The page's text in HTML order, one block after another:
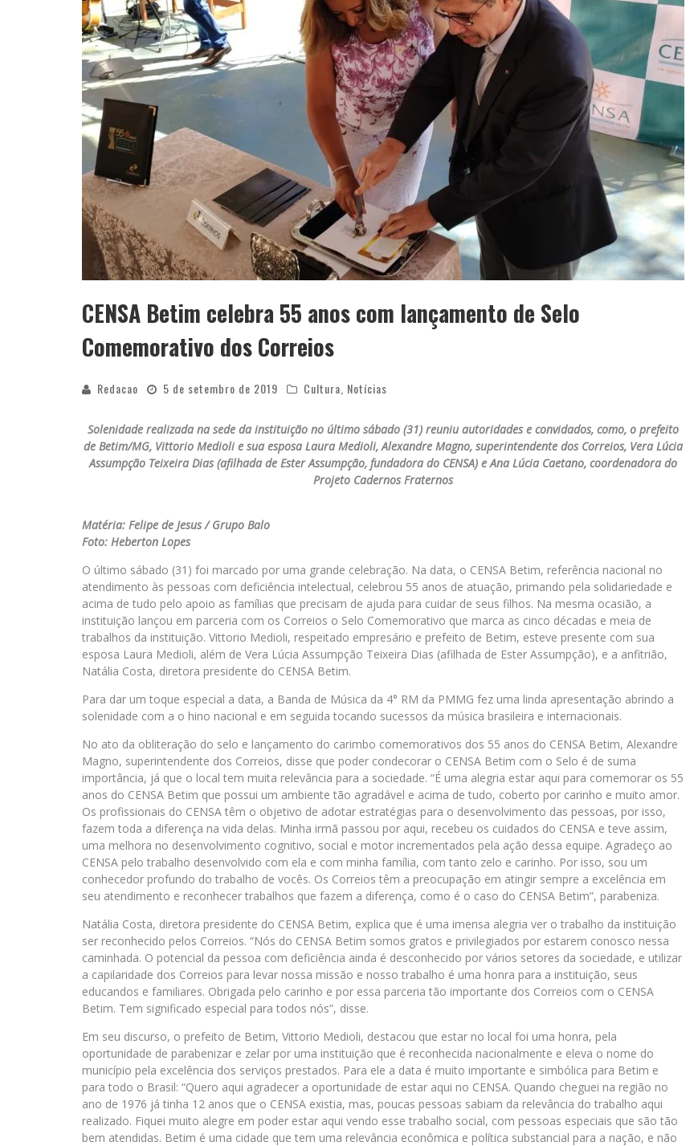
CENSA Betim celebra 55 anos com lançamento de Selo
Comemorativo dos Correios
Redacao 5 de setembro de 2019 Cultura Notícias
Solenidade realizada na sede da instituição no último sábado (31) reuniu autoridades e convidados, como, o prefeito
de Betim/MG, Vittorio Medioli e sua esposa Laura Medioli, Alexandre Magno, superintendente dos Correios, Vera Lúcia
Assumpção Teixeira Dias (afilhada de Ester Assumpção, fundadora do CENSA) e Ana Lúcia Caetano, coordenadora do
Projeto Cadernos Fraternos
Matéria: Felipe de Jesus / Grupo Balo
Foto: Heberton Lopes
O último sábado (31) foi marcado por uma grande celebração. Na data, o CENSA Betim, referência nacional no
atendimento às pessoas com deficiência intelectual, celebrou 55 anos de atuação, primando pela solidariedade e
acima de tudo pelo apoio as famílias que precisam de ajuda para cuidar de seus filhos. Na mesma ocasião, a
instituição lançou em parceria com os Correios o Selo Comemorativo que marca as cinco décadas e meia de
trabalhos da instituição. Vittorio Medioli, respeitado empresário e prefeito de Betim, esteve presente com sua
esposa Laura Medioli, além de Vera Lúcia Assumpção Teixeira Dias (afilhada de Ester Assumpção), e a anfitrião,
Natália Costa, diretora presidente do CENSA Betim.
Para dar um toque especial a data, a Banda de Música da 4° RM da PMMG fez uma linda apresentação abrindo a
solenidade com a o hino nacional e em seguida tocando sucessos da música brasileira e internacionais.
No ato da obliteração do selo e lançamento do carimbo comemorativos dos 55 anos do CENSA Betim, Alexandre
Magno, superintendente dos Correios, disse que poder condecorar o CENSA Betim com o Selo é de suma
importância, já que o local tem muita relevância para a sociedade. “É uma alegria estar aqui para comemorar os 55
anos do CENSA Betim que possui um ambiente tão agradável e acima de tudo, coberto por carinho e muito amor.
Os profissionais do CENSA têm o objetivo de adotar estratégias para o desenvolvimento das pessoas, por isso,
fazem toda a diferença na vida delas. Minha irmã passou por aqui, recebeu os cuidados do CENSA e teve assim,
uma melhora no desenvolvimento cognitivo, social e motor incrementados pela ação dessa equipe. Agradeço ao
CENSA pelo trabalho desenvolvido com ela e com minha família, com tanto zelo e carinho. Por isso, sou um
conhecedor profundo do trabalho de vocês. Os Correios têm a preocupação em atingir sempre a excelência em
seu atendimento e reconhecer trabalhos que fazem a diferença, como é o caso do CENSA Betim”, parabeniza.
Natália Costa, diretora presidente do CENSA Betim, explica que é uma imensa alegria ver o trabalho da instituição
ser reconhecido pelos Correios. “Nós do CENSA Betim somos gratos e privilegiados por estarem conosco nessa
caminhada. O potencial da pessoa com deficiência ainda é desconhecido por vários setores da sociedade, e utilizar
a capilaridade dos Correios para levar nossa missão e nosso trabalho é uma honra para a instituição, seus
educandos e familiares. Obrigada pelo carinho e por essa parceria tão importante dos Correios com o CENSA
Betim. Tem significado especial para todos nós”, disse.
Em seu discurso, o prefeito de Betim, Vittorio Medioli, destacou que estar no local foi uma honra, pela
oportunidade de parabenizar e zelar por uma instituição que é reconhecida nacionalmente e eleva o nome do
município pela excelência dos serviços prestados. Para ele a data é muito importante e simbólica para Betim e
para todo o Brasil: “Quero aqui agradecer a oportunidade de estar aqui no CENSA. Quando cheguei na região no
ano de 1976 já tinha 12 anos que o CENSA existia, mas, poucas pessoas sabiam da relevância do trabalho aqui
realizado. Fiquei muito alegre em poder estar aqui vendo esse trabalho social, com pessoas especiais que são tão
bem atendidas. Betim é uma cidade que tem uma relevância econômica e política substancial para a nação, e não